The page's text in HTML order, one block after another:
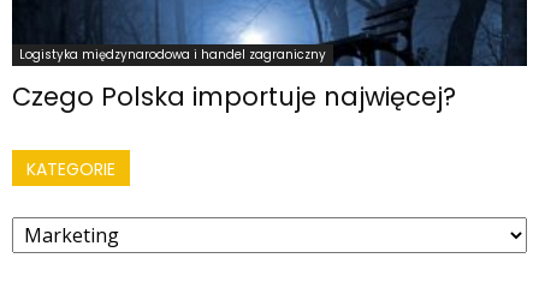
Logistyka międzynarodowa i handel zagraniczny
Czego Polska importuje najwięcej?
KATEGORIE
Kategorie